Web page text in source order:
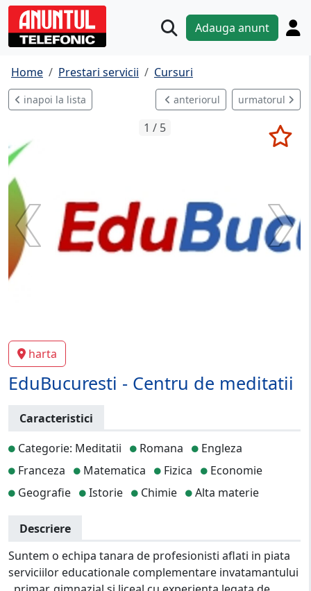
Adauga anunt
Home Prestari servicii Cursuri
inapoi la lista anteriorul urmatorul
1 / 5
harta
EduBucuresti - Centru de meditatii
Caracteristici
Categorie: Meditatii
Romana
Engleza
Franceza
Matematica Fizica
Economie
Geografie
Istorie Chimie Alta materie
Descriere
Suntem o echipa tanara de profesionisti aflati in piata
serviciilor educationale complementare invatamantului